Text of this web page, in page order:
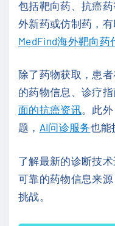
包括靶向药、抗癌
外新药或仿制药，有
MedFind海外靶向药
除了药物获取，患
的药物信息、诊疗
面的抗癌资讯。此
题， AI问诊服务也能
了解最新的诊断技
可靠的药物信息来
挑战。